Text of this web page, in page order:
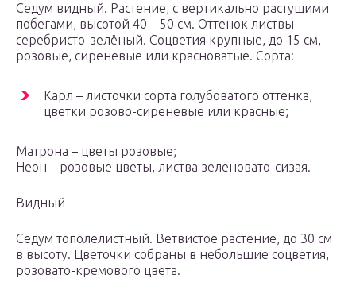
Седум видный. Растение, с вертикально растущими
побегами, высотой 40 – 50 см. Оттенок листвы
серебристо-зелёный. Соцветия крупные, до 15 см,
розовые, сиреневые или красноватые. Сорта:
Карл – листочки сорта голубоватого оттенка,
цветки розово-сиреневые или красные;
Матрона – цветы розовые;
Неон – розовые цветы, листва зеленовато-сизая.
Видный
Седум тополелистный. Ветвистое растение, до 30 см
в высоту. Цветочки собраны в небольшие соцветия,
розовато-кремового цвета.